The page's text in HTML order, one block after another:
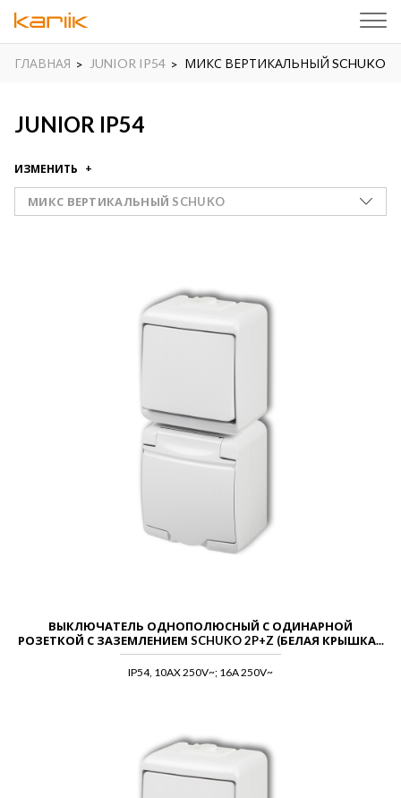
ГЛАВНАЯ JUNIOR IP54 МИКС ВЕРТИКАЛЬНЫЙ SCHUKO
JUNIOR IP54
ИЗМЕНИТЬ
МИКС ВЕРТИКАЛЬНЫЙ SCHUKO
ВЫКЛЮЧАТЕЛЬ ОДНОПОЛЮСНЫЙ С ОДИНАРНОЙ
РОЗЕТКОЙ С ЗАЗЕМЛЕНИЕМ SCHUKO 2P+Z (БЕЛАЯ КРЫШКА...
IP54, 10AX 250V~; 16A 250V~